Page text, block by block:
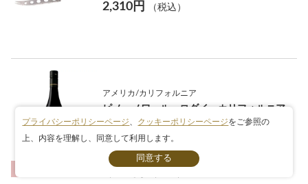
2,310円 （税込）
アメリカ/カリフォルニア
ピノ・ノワール・ロダイ・カリフォルニア
生産者:
マックマニス・ファミリー・ヴィンヤーズ
生産年:
2024年
プライバシーポリシーページ クッキーポリシーページをご参照の
上、内容を理解し、同意して利用します。